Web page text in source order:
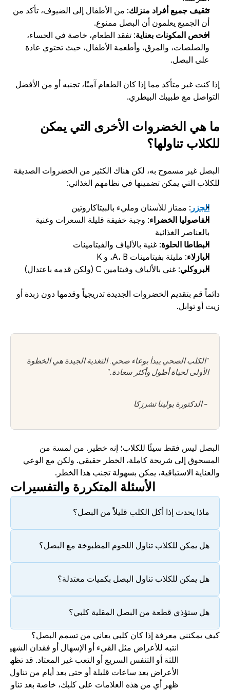
تثقيف جميع أفراد منزلك
أن الجميع يعلمون أن البصل ممنوع.
افحص المكونات بعناية
على البصل.
التواصل مع طبيبك البيطري.
للكلاب تناولها؟
للكلاب التي يمكن تضمينها في نظامهم الغذائي:
الجزر : ممتاز للأسنان ومليء بالبيتاكاروتين
الفاصوليا الخضراء
بالعناصر الغذائية
البطاطا الحلوة: غنية بالألياف والفيتامينات
البازلاء: مليئة بفيتامينات A، B، و K
البروكلي: غني بالألياف وفيتامين C (ولكن قدمه باعتدال)
زيت أو توابل.
الأولى لحياة أطول وأكثر سعادة."
- الدكتورة بولينا تشرزكا
والعناية الاستباقية، يمكن بسهولة تجنب هذا الخطر.
الأسئلة المتكررة والتفسيرات
ماذا يحدث إذا أكل الكلب قليلاً من البصل؟
هل يمكن للكلاب تناول اللحوم المطبوخة مع البصل؟
هل يمكن للكلاب تناول البصل بكميات معتدلة؟
هل ستؤذي قطعة من البصل المقلية كلبي؟
كيف يمكنني معرفة إذا كان كلبي يعاني من تسمم البصل؟